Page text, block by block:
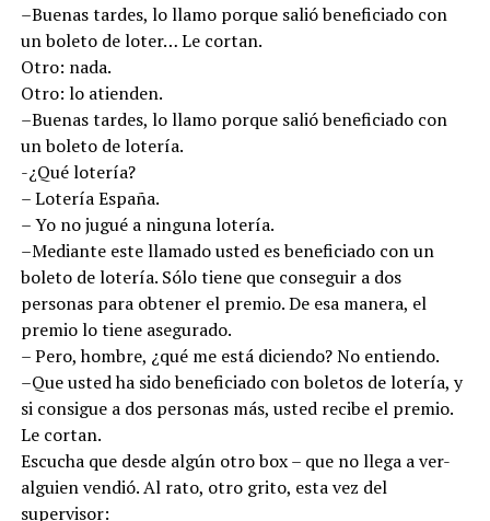
–Buenas tardes, lo llamo porque salió beneficiado con
un boleto de loter… Le cortan.
Otro: nada.
Otro: lo atienden.
–Buenas tardes, lo llamo porque salió beneficiado con
un boleto de lotería.
-¿Qué lotería?
– Lotería España.
– Yo no jugué a ninguna lotería.
–Mediante este llamado usted es beneficiado con un
boleto de lotería. Sólo tiene que conseguir a dos
personas para obtener el premio. De esa manera, el
premio lo tiene asegurado.
– Pero, hombre, ¿qué me está diciendo? No entiendo.
–Que usted ha sido beneficiado con boletos de lotería, y
si consigue a dos personas más, usted recibe el premio.
Le cortan.
Escucha que desde algún otro box – que no llega a ver-
alguien vendió. Al rato, otro grito, esta vez del
supervisor: